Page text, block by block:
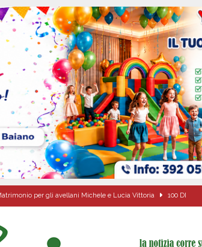
per gli avellani Michele e Lucia Vittoria 100 DI
Colucci, il 60enne morto tragicamente nel giorno della festa di